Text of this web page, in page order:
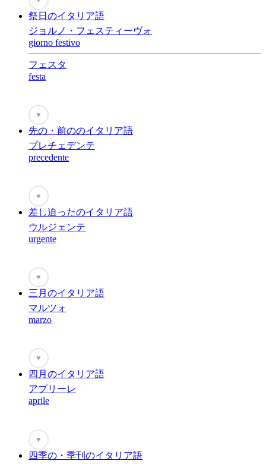
祭日のイタリア語
ジョルノ・フェスティーヴォ
giorno festivo
フェスタ
festa
♥
先の・前ののイタリア語
プレチェデンテ
precedente
♥
差し迫ったのイタリア語
ウルジェンテ
urgente
♥
三月のイタリア語
マルツォ
marzo
♥
四月のイタリア語
アプリーレ
aprile
♥
四季の・季刊のイタリア語